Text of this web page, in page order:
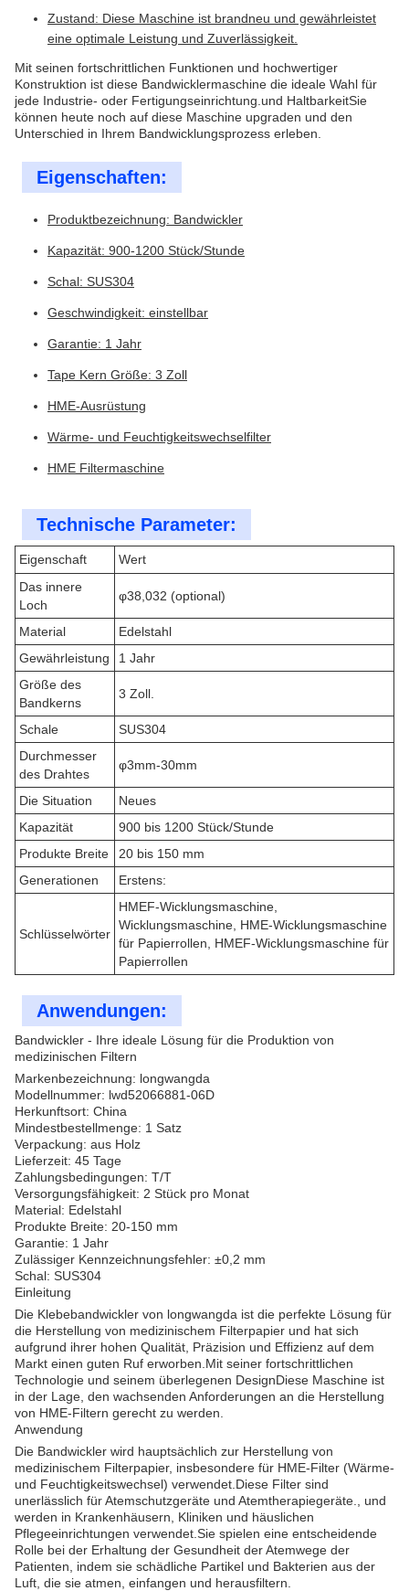
Zustand: Diese Maschine ist brandneu und gewährleistet
eine optimale Leistung und Zuverlässigkeit.
Mit seinen fortschrittlichen Funktionen und hochwertiger
Konstruktion ist diese Bandwicklermaschine die ideale Wahl für
jede Industrie- oder Fertigungseinrichtung.und HaltbarkeitSie
können heute noch auf diese Maschine upgraden und den
Unterschied in Ihrem Bandwicklungsprozess erleben.
Eigenschaften:
Produktbezeichnung: Bandwickler
Kapazität: 900-1200 Stück/Stunde
Schal: SUS304
Geschwindigkeit: einstellbar
Garantie: 1 Jahr
Tape Kern Größe: 3 Zoll
HME-Ausrüstung
Wärme- und Feuchtigkeitswechselfilter
HME Filtermaschine
Technische Parameter:
Eigenschaft
Wert
Das innere
Loch
φ38,032 (optional)
Material
Edelstahl
Gewährleistung
1 Jahr
Größe des
Bandkerns
3 Zoll.
Schale
SUS304
Durchmesser
des Drahtes
φ3mm-30mm
Die Situation
Neues
Kapazität
900 bis 1200 Stück/Stunde
Produkte Breite
20 bis 150 mm
Generationen
Erstens:
Schlüsselwörter
HMEF-Wicklungsmaschine,
Wicklungsmaschine, HME-Wicklungsmaschine
für Papierrollen, HMEF-Wicklungsmaschine für
Papierrollen
Anwendungen:
Bandwickler - Ihre ideale Lösung für die Produktion von
medizinischen Filtern
Markenbezeichnung: longwangda
Modellnummer: lwd52066881-06D
Herkunftsort: China
Mindestbestellmenge: 1 Satz
Verpackung: aus Holz
Lieferzeit: 45 Tage
Zahlungsbedingungen: T/T
Versorgungsfähigkeit: 2 Stück pro Monat
Material: Edelstahl
Produkte Breite: 20-150 mm
Garantie: 1 Jahr
Zulässiger Kennzeichnungsfehler: ±0,2 mm
Schal: SUS304
Einleitung
Die Klebebandwickler von longwangda ist die perfekte Lösung für
die Herstellung von medizinischem Filterpapier und hat sich
aufgrund ihrer hohen Qualität, Präzision und Effizienz auf dem
Markt einen guten Ruf erworben.Mit seiner fortschrittlichen
Technologie und seinem überlegenen DesignDiese Maschine ist
in der Lage, den wachsenden Anforderungen an die Herstellung
von HME-Filtern gerecht zu werden.
Anwendung
Die Bandwickler wird hauptsächlich zur Herstellung von
medizinischem Filterpapier, insbesondere für HME-Filter (Wärme-
und Feuchtigkeitswechsel) verwendet.Diese Filter sind
unerlässlich für Atemschutzgeräte und Atemtherapiegeräte., und
werden in Krankenhäusern, Kliniken und häuslichen
Pflegeeinrichtungen verwendet.Sie spielen eine entscheidende
Rolle bei der Erhaltung der Gesundheit der Atemwege der
Patienten, indem sie schädliche Partikel und Bakterien aus der
Luft, die sie atmen, einfangen und herausfiltern.